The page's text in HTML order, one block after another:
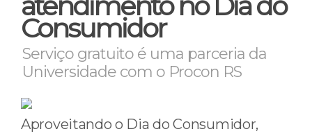
Consumidor
Serviço gratuito é uma parceria da
Universidade com o Procon RS
Aproveitando o Dia do Consumidor,